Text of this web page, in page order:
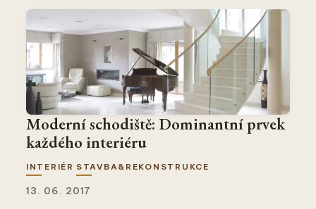
Moderní schodiště: Dominantní prvek
každého interiéru
INTERIÉR STAVBA&REKONSTRUKCE
13. 06. 2017